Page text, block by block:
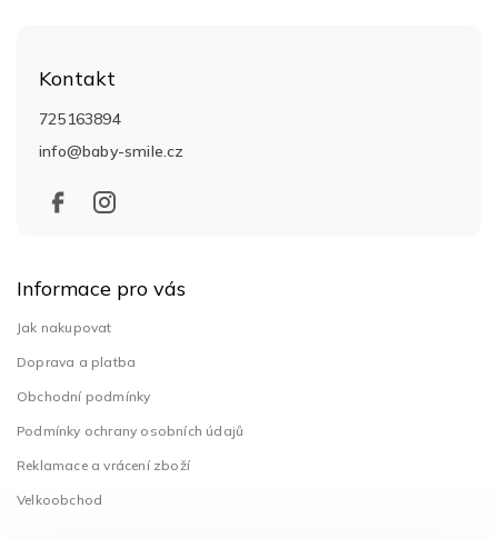
Kontakt
info@baby-smile.cz
725163894
Informace pro vás
Jak nakupovat
Doprava a platba
Obchodní podmínky
Podmínky ochrany osobních údajů
Reklamace a vrácení zboží
Velkoobchod